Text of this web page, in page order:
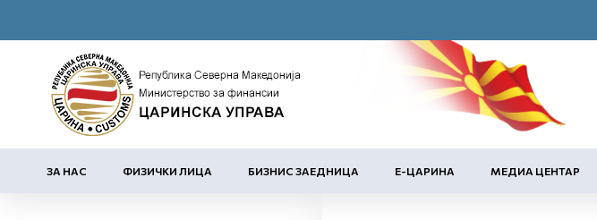
ЗА НАС ФИЗИЧКИ ЛИЦА БИЗНИС ЗАЕДНИЦА Е-ЦАРИНА МЕДИА ЦЕНТАР